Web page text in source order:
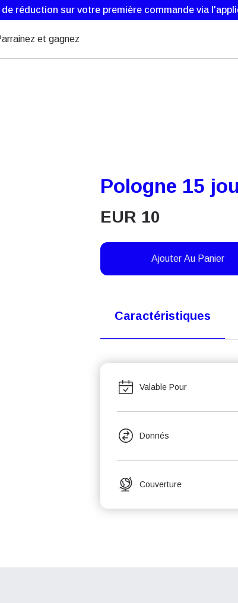
de réduction sur votre première commande via
et gagnez
Pologne 15
EUR 10
Ajouter Au Panier
Caractéristiques
Valable Pour
Donnés
Couverture